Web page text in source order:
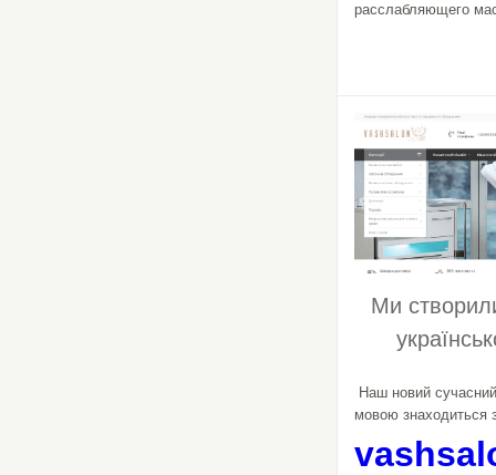
расслабляющего
Ми
Наш новий
мовою